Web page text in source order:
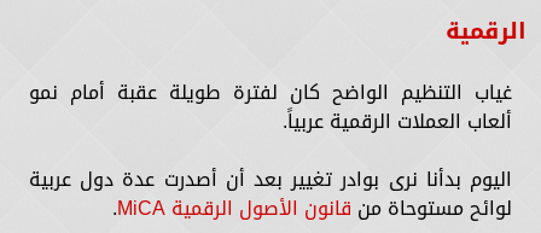
الرقمية
غياب التنظيم الواضح كان لفترة طويلة عقبة أمام نمو
ألعاب العملات الرقمية عربياً.
اليوم بدأنا نرى بوادر تغيير بعد أن أصدرت عدة دول عربية
لوائح مستوحاة من قانون الأصول الرقمية MiCA
.